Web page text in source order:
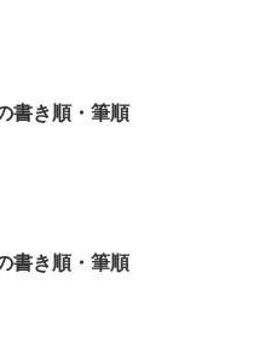
書き順・筆順
書き順・筆順